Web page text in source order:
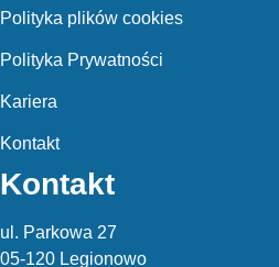
Polityka plików cookies
Polityka Prywatności
Kariera
Kontakt
Kontakt
ul. Parkowa 27
05-120 Legionowo